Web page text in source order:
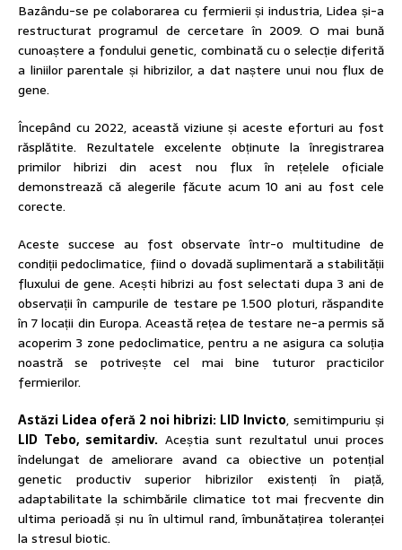
Bazându-se pe colaborarea cu fermierii și industria, Lidea și-a
restructurat programul de cercetare în 2009. O mai bună
cunoaștere a fondului genetic, combinată cu o selecție diferită
a liniilor parentale și hibrizilor, a dat naștere unui nou flux de
gene.
Începând cu 2022, această viziune și aceste eforturi au fost
răsplătite. Rezultatele excelente obținute la înregistrarea
primilor hibrizi din acest nou flux în rețelele oficiale
demonstrează că alegerile făcute acum 10 ani au fost cele
corecte.
Aceste succese au fost observate într-o multitudine de
condiții pedoclimatice, fiind o dovadă suplimentară a stabilității
fluxului de gene. Acești hibrizi au fost selectati dupa 3 ani de
observații în campurile de testare pe 1.500 ploturi, răspandite
în 7 locații din Europa. Această rețea de testare ne-a permis să
acoperim 3 zone pedoclimatice, pentru a ne asigura ca soluția
noastră se potrivește cel mai bine tuturor practicilor
fermierilor.
Astăzi Lidea oferă 2 noi hibrizi: LID Invicto, semitimpuriu și
LID Tebo, semitardiv.Aceștia sunt rezultatul unui proces
îndelungat de ameliorare avand ca obiective un potențial
genetic productiv superior hibrizilor existenți în piață,
adaptabilitate la schimbările climatice tot mai frecvente din
ultima perioadă și nu în ultimul rand, îmbunătațirea toleranței
la stresul biotic.